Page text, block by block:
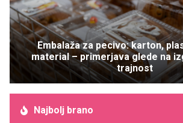
Embalaža za pecivo: karton,
material – primerjava glede na
trajnost
Najbolj brano